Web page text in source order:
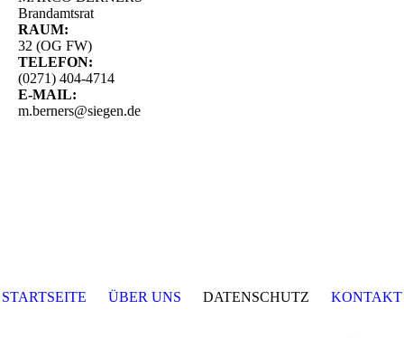
Brandamtsrat
RAUM:
32 (OG FW)
TELEFON:
(0271) 404-4714
E-MAIL:
m.berners@siegen.de
STARTSEITE ÜBER UNS DATENSCHUTZ KONTAKT